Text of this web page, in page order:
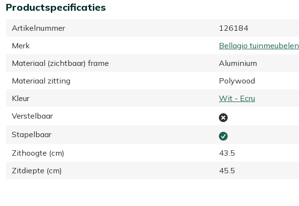
Productspecificaties
Artikelnummer
126184
Merk
Bellagio tuinmeubelen
Materiaal (zichtbaar) frame
Aluminium
Materiaal zitting
Polywood
Kleur
Wit - Ecru
Verstelbaar
Stapelbaar
Zithoogte (cm)
43.5
Zitdiepte (cm)
45.5